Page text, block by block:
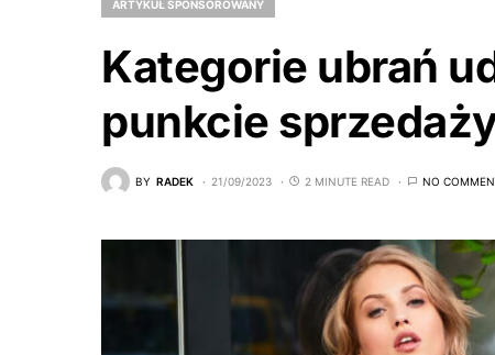
ARTYKUŁ SPONSOROWANY
Kategorie ubrań
punkcie
BY RADEK 21/09/2023 2 MINUTE READ NO